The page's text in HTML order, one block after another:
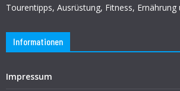
Tourentipps, Ausrüstung, Fitness, Ernährung
Informationen
Impressum